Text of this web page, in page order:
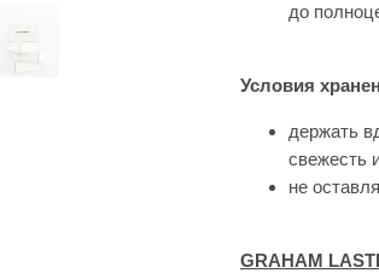
до
Условия
держать
свежесть
не
GRAHAM